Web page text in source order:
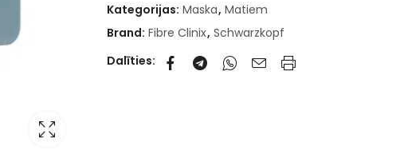
Kategorijas: Maska, Matiem
Brand: Fibre Clinix, Schwarzkopf
Dalīties: